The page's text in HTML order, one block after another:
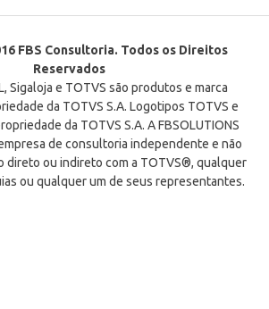
FBS Consultoria. Todos os Direitos
Reservados
Sigaloja e TOTVS são produtos e marca
da TOTVS S.A. Logotipos TOTVS e
da TOTVS S.A. A FBSOLUTIONS
de consultoria independente e não
direto ou indireto com a TOTVS®, qualquer
ou qualquer um de seus representantes.